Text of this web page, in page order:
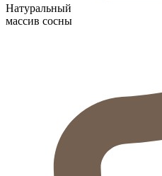
Натуральный
массив сосны